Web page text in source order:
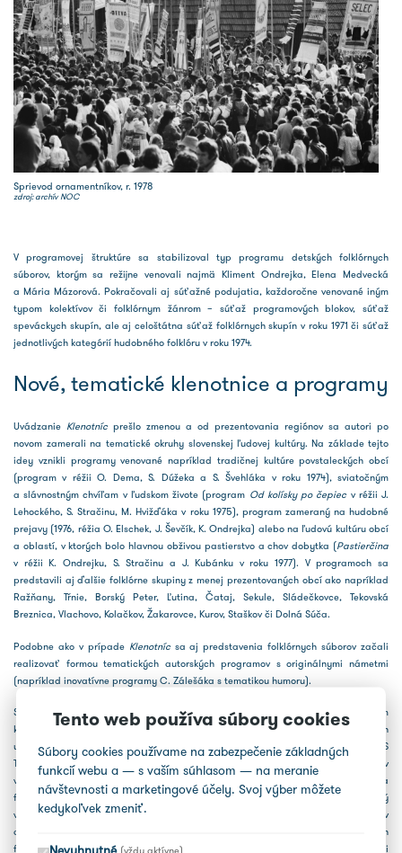
Sprievod ornamentníkov, r. 1978
zdroj: archív NOC
V programovej štruktúre sa stabilizoval typ programu detských folklórnych
súborov, ktorým sa režijne venovali najmä Kliment Ondrejka, Elena Medvecká
a Mária Mázorová. Pokračovali aj súťažné podujatia, každoročne venované iným
typom kolektívov či folklórnym žánrom – súťaž programových blokov, súťaž
speváckych skupín, ale aj celoštátna súťaž folklórnych skupín v roku 1971 či súťaž
jednotlivých kategórií hudobného folklóru v roku 1974.
Nové, tematické klenotnice a programy
Uvádzanie Klenotníc prešlo zmenou a od prezentovania regiónov sa autori po
novom zamerali na tematické okruhy slovenskej ľudovej kultúry. Na základe tejto
idey vznikli programy venované napríklad tradičnej kultúre povstaleckých obcí
(program v réžii O. Dema, S. Dúžeka a S. Švehláka v roku 1974), sviatočným
a slávnostným chvíľam v ľudskom živote (program Od kolísky po čepiec v réžii J.
Lehockého, S. Stračinu, M. Hvižďáka v roku 1975), program zameraný na hudobné
prejavy (1976, réžia O. Elschek, J. Ševčík, K. Ondrejka) alebo na ľudovú kultúru obcí
a oblastí, v ktorých bolo hlavnou obživou pastierstvo a chov dobytka (Pastierčina
v réžii K. Ondrejku, S. Stračinu a J. Kubánku v roku 1977). V programoch sa
predstavili aj ďalšie folklórne skupiny z menej prezentovaných obcí ako napríklad
Ražňany, Tŕnie, Borský Peter, Ľutina, Čataj, Sekule, Sládečkovce, Tekovská
Breznica, Vlachovo, Kolačkov, Žakarovce, Kurov, Staškov či Dolná Súča.
Podobne ako v prípade Klenotnícsa aj predstavenia folklórnych súborov začali
realizovať formou tematických autorských programov s originálnymi námetmi
(napríklad inovatívne programy C. Zálešáka s tematikou humoru).
Súčasťou sa stali aj profilové programy, ktoré vzdávali česť výnimočným
kolektívom, obciam a najmä osobnostiam, ktoré sa zaslúžili o rozvoj tradičných
umeleckých prejavov i vo folklórnom hnutí. Pri príležitosti 20. výročia založenia FS
Trenčan sa v roku 1970 odprezentoval jeden z prvých profilových programov
venovaný jeho dlhoročnej choreografke Eleonóre Kubalovej. V roku 1976 bol na
festivale uvedený program pod názvom
Poklady spod Salatína
venovaný
vynikajúcemu tanečníkovi, folkloristovi Vojtechovi Littvovi z Liptovských Sliačov
a v roku 1977
– program venovaný vedúcim detských
folklórnych súborov M. Chamilovej a J. Šoucovi. V rámci 25. ročníka festivalu si
Tento web používa súbory cookies
Súbory cookies používame na zabezpečenie základných
funkcií webu a — s vaším súhlasom — na meranie
návštevnosti a marketingové účely. Svoj výber môžete
kedykoľvek zmeniť.